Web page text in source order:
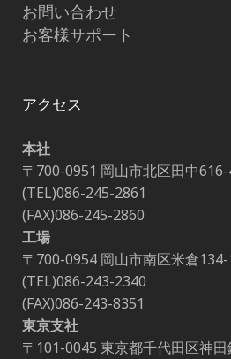
お問い合わせ
お客様サポート
アクセス
本社
〒700-0951 岡山市北区田中
(TEL)086-245-2861
(FAX)086-245-2860
工場
〒700-0954 岡山市南区米倉134-
(TEL)086-243-2340
(FAX)086-243-8351
東京支社
〒101-0045 東京都千代田区神